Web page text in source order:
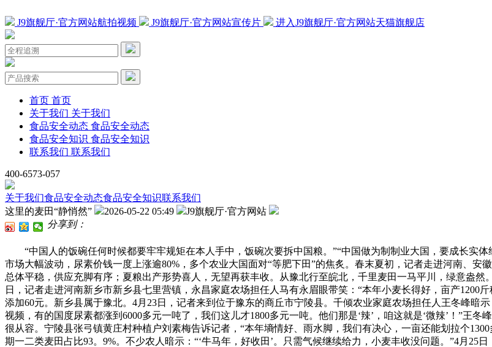
J9旗舰厅·官方网站航拍视频 J9旗舰厅·官方网站宣传片 进入J9旗舰厅·官方网站天猫旗舰店
首页 首页
关于我们 关于我们
食品安全动态 食品安全动态
食品安全知识 食品安全知识
联系我们 联系我们
400-6573-057
关于我们食品安全动态食品安全知识联系我们
这里的麦田“静悄然”
2026-05-22 05:49
J9旗舰厅·官方网站
分享到：
“中国人的饭碗任何时候都要牢牢规矩在本人手中，饭碗次要拆中国粮。”“中国做为制制业大国，要成长实
市场大幅波动，尿素价钱一度上涨逾80%，多个农业大国面对“等肥下田”的焦炙。春末夏初，记者走进河南、
总体平稳，供应充脚有序；夏粮出产形势喜人，无望再获丰收。从豫北行至皖北，千里麦田一马平川，绿意盎
日，记者走进河南新乡市新乡县七里营镇，永昌家庭农场担任人马有永眉眼带笑：“本年小麦长得好，亩产1200
添加60元。新乡县属于豫北。4月23日，记者来到位于豫东的商丘市宁陵县。千倾农业家庭农场担任人王冬峰暗
视频，有的国度尿素都涨到6000多元一吨了，我们这儿才1800多元一吨。他们那是‘辣’，咱这就是‘微辣’！”王
很从容。宁陵县张弓镇黄庄村种植户刘素梅告诉记者，“本年墒情好、雨水脚，我们有决心，一亩还能划拉个
期一二类麦田占比93。9%。不少农人暗示：“‘牛马年，好收田’。只需气候继续给力，小麦丰收没问题。”4月25